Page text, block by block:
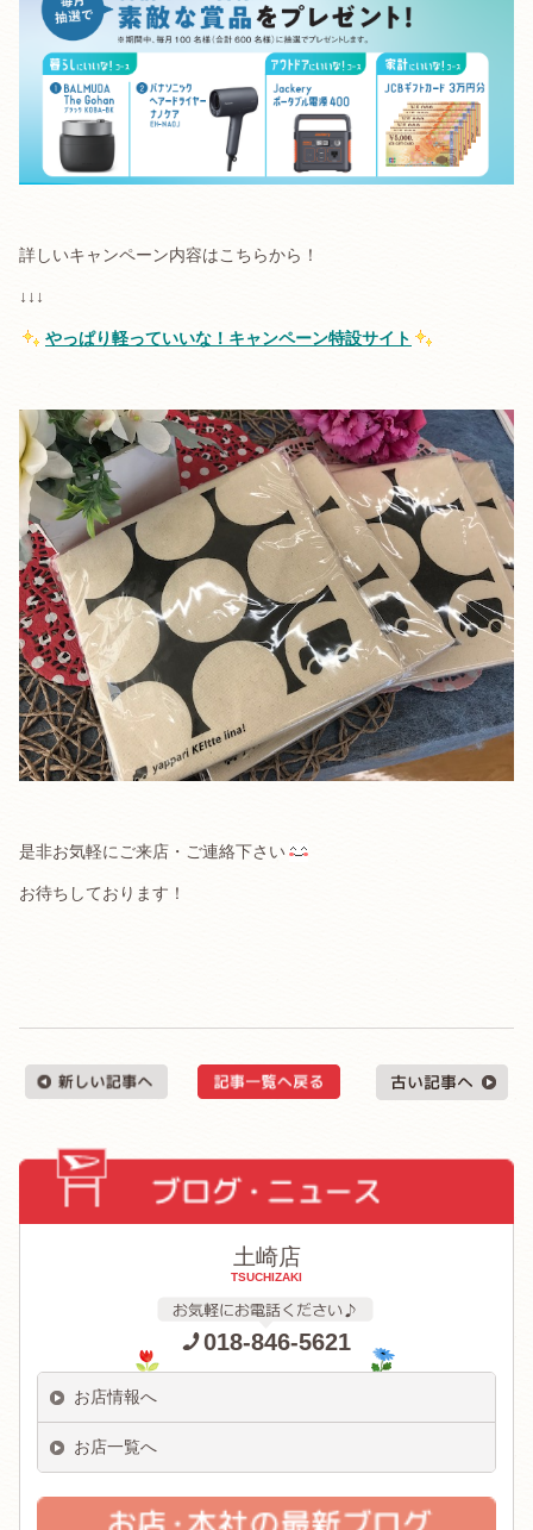
詳しいキャンペーン内容はこちらから！
↓↓↓
やっぱり軽っていいな！キャンペーン特設サイト
是非お気軽にご来店・ご連絡下さい
お待ちしております！
土崎店
TSUCHIZAKI
018-846-5621
お店情報へ
お店一覧へ